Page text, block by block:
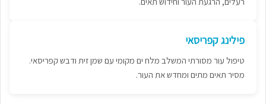
פילינג קפריסאי
טיפול עור מסורתי המשלב מלח ים מקומי עם שמן זית ודבש קפריסאי.
מסיר תאים מתים ומחדש את העור.